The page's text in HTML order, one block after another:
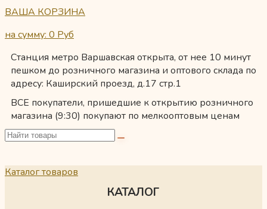
ВАША КОРЗИНА
на сумму: 0 Руб
Станция метро Варшавская открыта, от нее 10 минут
пешком до розничного магазина и оптового склада по
адресу: Каширский проезд, д.17 стр.1
ВСЕ покупатели, пришедшие к открытию розничного
магазина (9:30) покупают по мелкооптовым ценам
Каталог товаров
КАТАЛОГ